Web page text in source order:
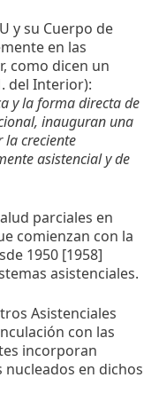
y su Cuerpo de
en las
como dicen un
del Interior):
y la forma directa de
inauguran una
la creciente
asistencial y de
parciales en
comienzan con la
1950 [1958]
asistenciales.
Asistenciales
con las
incorporan
en dichos